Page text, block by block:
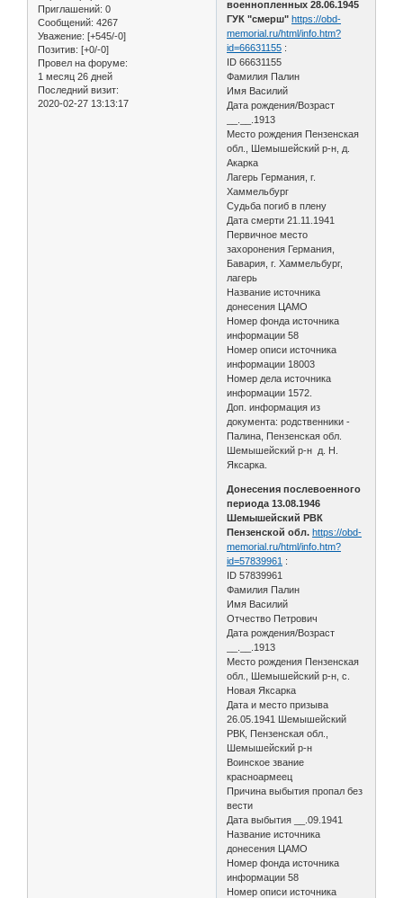
Приглашений: 0
Сообщений: 4267
Уважение: [+545/-0]
Позитив: [+0/-0]
Провел на форуме:
1 месяц 26 дней
Последний визит:
2020-02-27 13:13:17
военнопленных 28.06.1945
ГУК "смерш" https://obd-
memorial.ru/html/info.htm?
id=66631155 :
ID 66631155
Фамилия Палин
Имя Василий
Дата рождения/Возраст
__.__.1913
Место рождения Пензенская
обл., Шемышейский р-н, д.
Акарка
Лагерь Германия, г.
Хаммельбург
Судьба погиб в плену
Дата смерти 21.11.1941
Первичное место
захоронения Германия,
Бавария, г. Хаммельбург,
лагерь
Название источника
донесения ЦАМО
Номер фонда источника
информации 58
Номер описи источника
информации 18003
Номер дела источника
информации 1572.
Доп. информация из
документа: родственники -
Палина, Пензенская обл.
Шемышейский р-н д. Н.
Яксарка.
Донесения послевоенного
периода 13.08.1946
Шемышейский РВК
Пензенской обл. https://obd-
memorial.ru/html/info.htm?
id=57839961 :
ID 57839961
Фамилия Палин
Имя Василий
Отчество Петрович
Дата рождения/Возраст
__.__.1913
Место рождения Пензенская
обл., Шемышейский р-н, с.
Новая Яксарка
Дата и место призыва
26.05.1941 Шемышейский
РВК, Пензенская обл.,
Шемышейский р-н
Воинское звание
красноармеец
Причина выбытия пропал без
вести
Дата выбытия __.09.1941
Название источника
донесения ЦАМО
Номер фонда источника
информации 58
Номер описи источника